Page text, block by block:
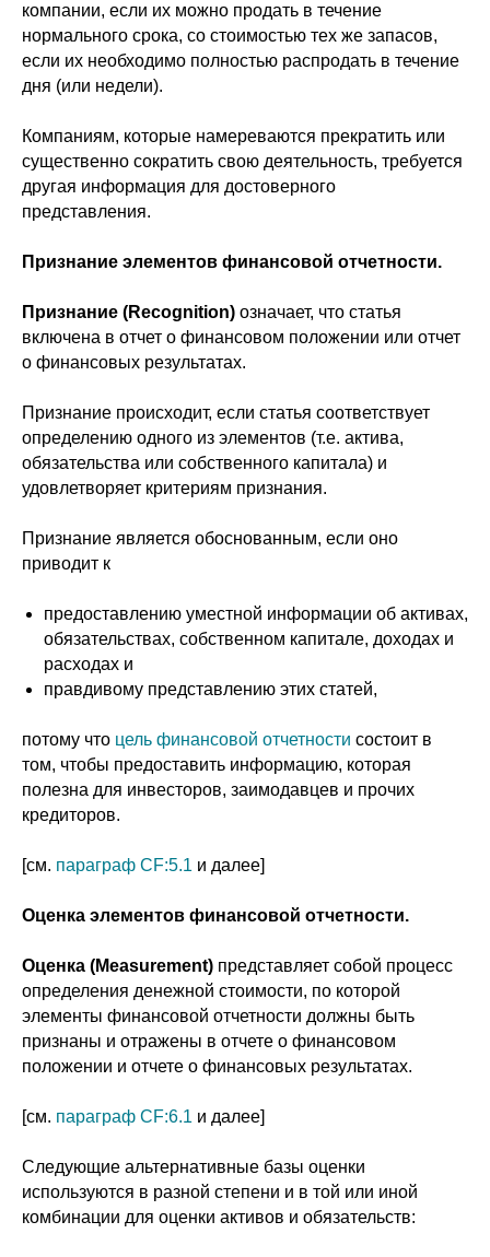
компании, если их можно продать в течение
нормального срока, со стоимостью тех же запасов,
если их необходимо полностью распродать в течение
дня (или недели).
Компаниям, которые намереваются прекратить или
существенно сократить свою деятельность, требуется
другая информация для достоверного
представления.
Признание элементов финансовой отчетности.
Признание (Recognition) означает, что статья
включена в отчет о финансовом положении или отчет
о финансовых результатах.
Признание происходит, если статья соответствует
определению одного из элементов (т.е. актива,
обязательства или собственного капитала) и
удовлетворяет критериям признания.
Признание является обоснованным, если оно
приводит к
предоставлению уместной информации об активах,
обязательствах, собственном капитале, доходах и
расходах и
правдивому представлению этих статей,
потому что цель финансовой отчетности состоит в
том, чтобы предоставить информацию, которая
полезна для инвесторов, заимодавцев и прочих
кредиторов.
[см. параграф CF:5.1 и далее]
Оценка элементов финансовой отчетности.
Оценка (Measurement) представляет собой процесс
определения денежной стоимости, по которой
элементы финансовой отчетности должны быть
признаны и отражены в отчете о финансовом
положении и отчете о финансовых результатах.
[см. параграф CF:6.1 и далее]
Следующие альтернативные базы оценки
используются в разной степени и в той или иной
комбинации для оценки активов и обязательств: